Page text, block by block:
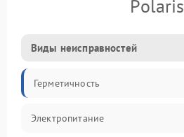
Polaris
Виды неисправностей
Герметичность
Электропитание